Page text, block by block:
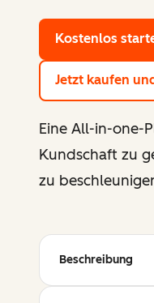
Kostenlos
Jetzt kaufen
Eine All-in-one-
Kundschaft zu
zu
Beschreibung